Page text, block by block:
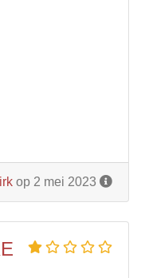
op 2 mei 2023